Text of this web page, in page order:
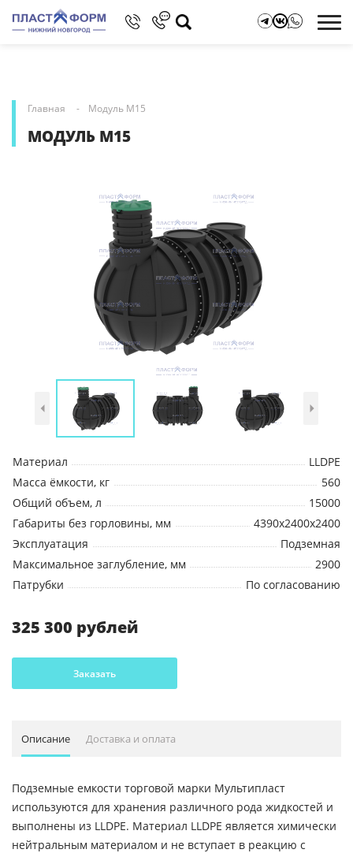
Главная Модуль М15
МОДУЛЬ М15
Материал
LLDPE
Масса ёмкости, кг
560
Общий объем, л
15000
Габариты без горловины, мм
4390х2400х2400
Эксплуатация
Подземная
Максимальное заглубление, мм
2900
Патрубки
По согласованию
325 300 рублей
Заказать
Описание Доставка и оплата
Подземные емкости торговой марки Мультипласт
используются для хранения различного рода жидкостей и
выполнены из LLDPE. Материал LLDPE является химически
нейтральным материалом и не вступает в реакцию с